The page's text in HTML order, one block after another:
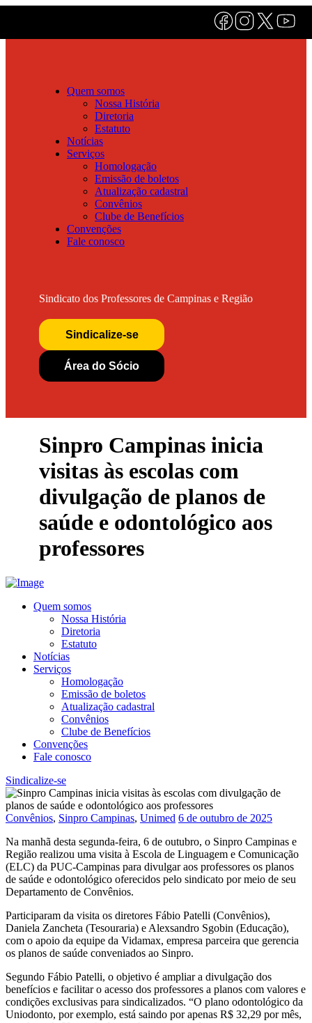
Quem somos
Nossa História
Diretoria
Estatuto
Notícias
Serviços
Homologação
Emissão de boletos
Atualização cadastral
Convênios
Clube de Benefícios
Convenções
Fale conosco
Sindicato dos Professores de Campinas e Região
Sindicalize-se
Área do Sócio
Sinpro Campinas inicia
visitas às escolas com
divulgação de planos de
saúde e odontológico aos
professores
Quem somos
Nossa História
Diretoria
Estatuto
Notícias
Serviços
Homologação
Emissão de boletos
Atualização cadastral
Convênios
Clube de Benefícios
Convenções
Fale conosco
Sindicalize-se
Convênios, Sinpro Campinas, Unimed 6 de outubro de 2025
Na manhã desta segunda-feira, 6 de outubro, o Sinpro Campinas e
Região realizou uma visita à Escola de Linguagem e Comunicação
(ELC) da PUC-Campinas para divulgar aos professores os planos
de saúde e odontológico oferecidos pelo sindicato por meio de seu
Departamento de Convênios.
Participaram da visita os diretores Fábio Patelli (Convênios),
Daniela Zancheta (Tesouraria) e Alexsandro Sgobin (Educação),
com o apoio da equipe da Vidamax, empresa parceira que gerencia
os planos de saúde conveniados ao Sinpro.
Segundo Fábio Patelli, o objetivo é ampliar a divulgação dos
benefícios e facilitar o acesso dos professores a planos com valores e
condições exclusivas para sindicalizados. “O plano odontológico da
Uniodonto, por exemplo, está saindo por apenas R$ 32,29 por mês,